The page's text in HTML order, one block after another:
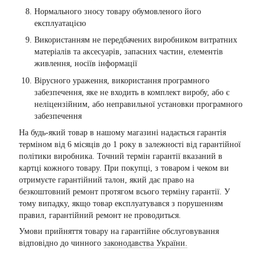
Нормального зносу товару обумовленого його
експлуатацією
Використанням не передбачених виробником витратних
матеріалів та аксесуарів, запасних частин, елементів
живлення, носіїв інформації
Вірусного ураження, використання програмного
забезпечення, яке не входить в комплект виробу, або є
неліцензійним, або неправильної установки програмного
забезпечення
На будь-який товар в нашому магазині надається гарантія
терміном від 6 місяців до 1 року в залежності від гарантійної
політики виробника. Точний термін гарантії вказаний в
картці кожного товару. При покупці, з товаром і чеком ви
отримуєте гарантійний талон, який дає право на
безкоштовний ремонт протягом всього терміну гарантії. У
тому випадку, якщо товар експлуатувався з порушенням
правил, гарантійний ремонт не проводиться.
Умови прийняття товару на гарантійне обслуговування
відповідно до чинного законодавства України.